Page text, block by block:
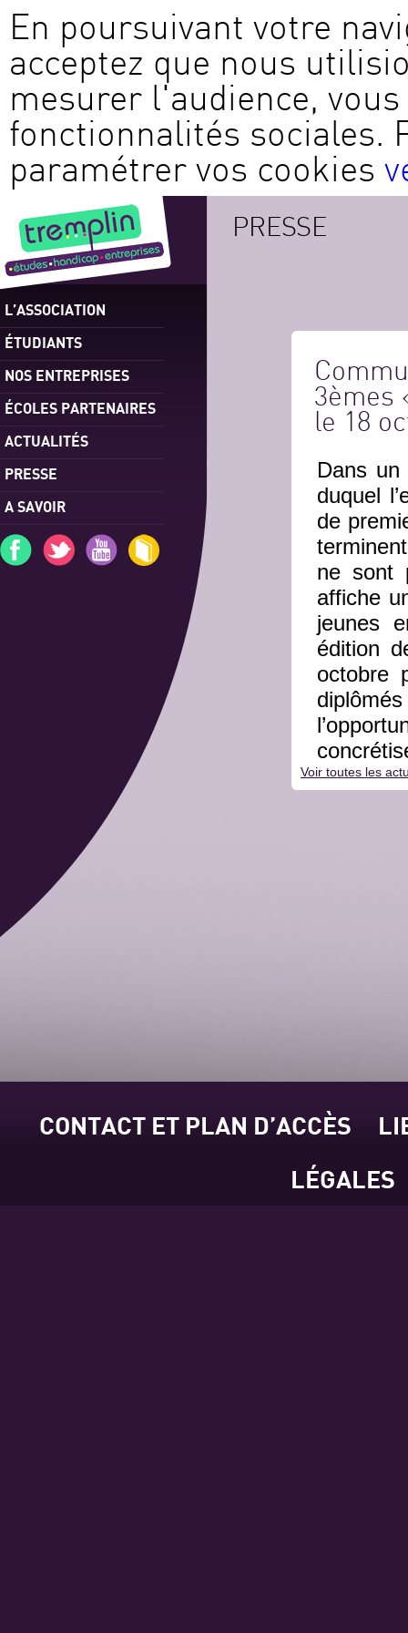
En poursuivant votre
acceptez que nous
mesurer l'audience,
fonctionnalités sociales.
paramétrer vos cookies
L’ASSOCIATION
ÉTUDIANTS
NOS ENTREPRISES
ÉCOLES PARTENAIRES
ACTUALITÉS
PRESSE
A SAVOIR
PRESSE
3èmes
le 18
Dans
duquel
de
ne sont
affiche
jeunes
édition
octobre
Voir toutes les
CONTACT ET PLAN D’ACCÈS
LÉGALES